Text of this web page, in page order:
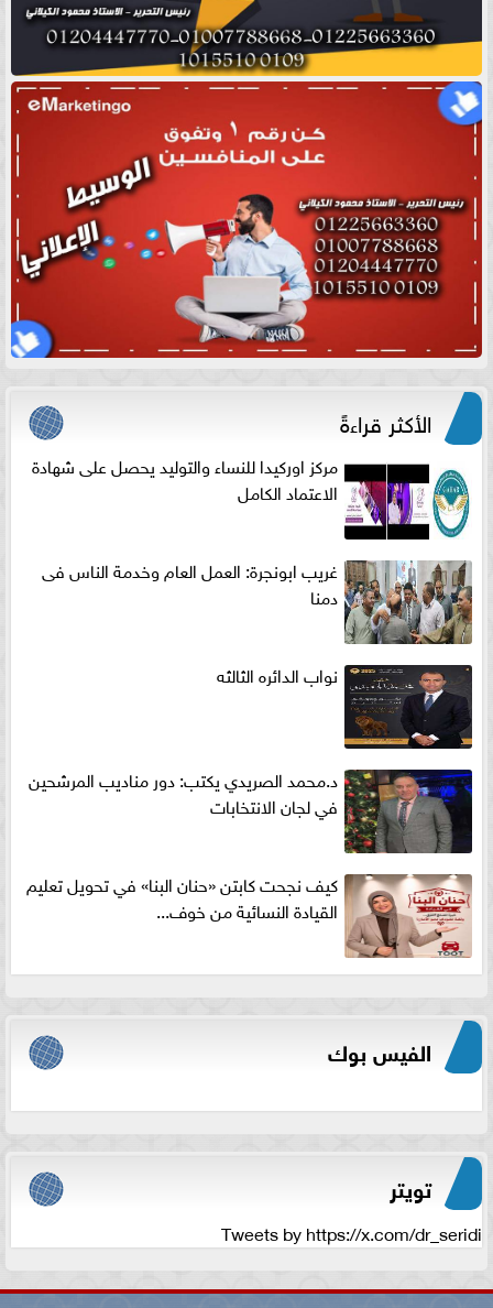
الأكثر قراءةً
مركز اوركيدا للنساء والتوليد يحصل على شهادة
الاعتماد الكامل
غريب ابونجرة: العمل العام وخدمة الناس فى
دمنا
نواب الدائره الثالثه
د.محمد الصريدي يكتب: دور مناديب المرشحين
في لجان الانتخابات
كيف نجحت كابتن «حنان البنا» في تحويل تعليم
القيادة النسائية من خوف...
الفيس بوك
تويتر
Tweets by https://x.com/dr_seridi